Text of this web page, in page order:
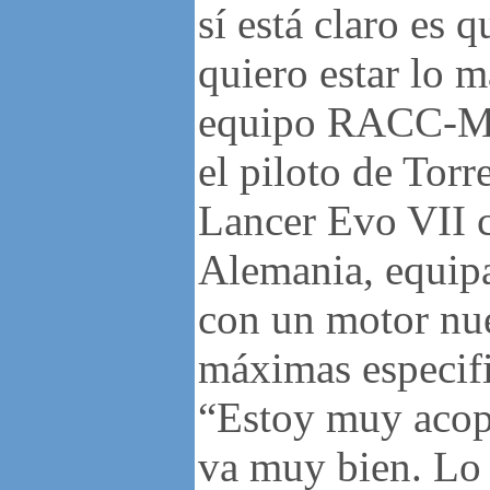
sí está claro es
quiero estar lo
equipo RACC-
el piloto de
Lancer Evo VII
Alemania,
con un motor
máximas
“Estoy muy
va muy bien. Lo